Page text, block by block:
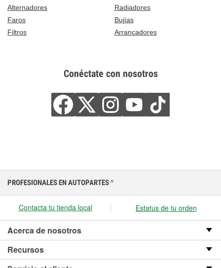
Alternadores
Radiadores
Faros
Bujías
Filtros
Arrancadores
Conéctate con nosotros
PROFESIONALES EN AUTOPARTES ®
Contacta tu tienda local Estatus de tu orden
Acerca de nosotros
Recursos